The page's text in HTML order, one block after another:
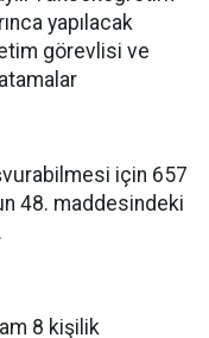
yapılacak
görevlisi ve
için 657
48. maddesindeki
8 kişilik